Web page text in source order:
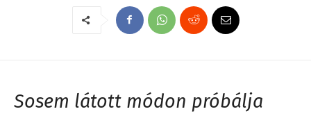
Sosem látott módon próbálja